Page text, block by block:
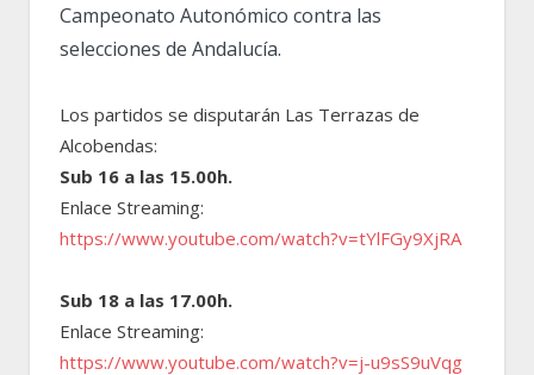
Campeonato Autonómico contra las
selecciones de Andalucía.
Los partidos se disputarán Las Terrazas de
Alcobendas:
Sub 16 a las 15.00h.
Enlace Streaming:
https://www.youtube.com/watch?v=tYlFGy9XjRA
Sub 18 a las 17.00h.
Enlace Streaming:
https://www.youtube.com/watch?v=j-u9sS9uVqg